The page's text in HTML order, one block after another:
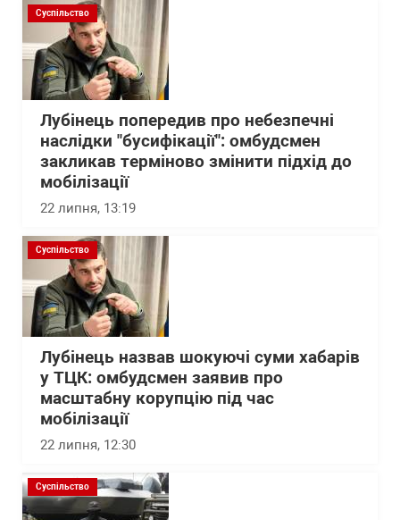
Суспільство
Лубінець попередив про небезпечні
наслідки "бусифікації": омбудсмен
закликав терміново змінити підхід до
мобілізації
22 липня, 13:19
Суспільство
Лубінець назвав шокуючі суми хабарів
у ТЦК: омбудсмен заявив про
масштабну корупцію під час
мобілізації
22 липня, 12:30
Суспільство